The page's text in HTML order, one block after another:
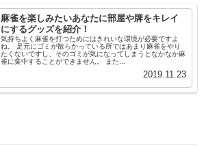
麻雀を楽しみたいあなたに部屋や牌をキレイ
にするグッズを紹介！
気持ちよく麻雀を打つためにはきれいな環境が必要ですよ
ね。 足元にゴミが散らかっている所ではあまり麻雀をやり
たくないですし、そのゴミが気になってしまうとなかなか麻
雀に集中することができません。 また...
2019.11.23